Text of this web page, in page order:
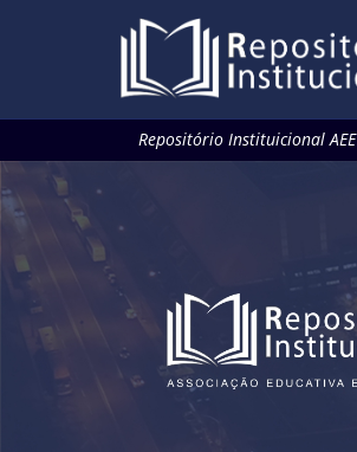
Repositório Instituicional AEE